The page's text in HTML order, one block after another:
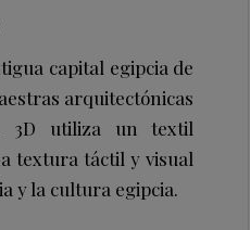
capital egipcia de
arquitectónicas
3D utiliza un textil
textura táctil y visual
y la cultura egipcia.